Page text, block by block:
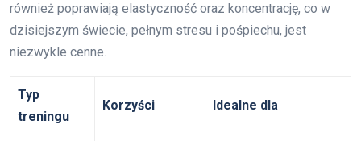
również poprawiają elastyczność oraz koncentrację, co w
dzisiejszym świecie, pełnym stresu i pośpiechu, jest
niezwykle cenne.
Typ
treningu
Korzyści Idealne dla